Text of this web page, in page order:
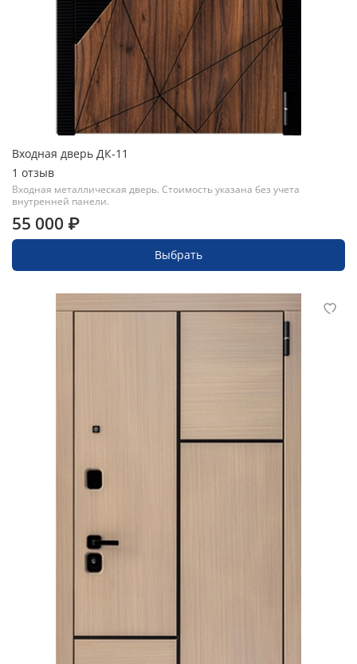
Входная дверь ДК-11
1 отзыв
Входная металлическая дверь. Стоимость указана без учета
внутренней панели.
55 000 ₽
Выбрать